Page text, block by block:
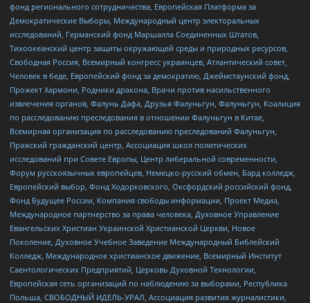
фонд регионального сотрудничества, Европейская Платформа за
Демократические Выборы, Международный центр электоральных
исследований, Германский фонд Маршалла Соединенных Штатов,
Тихоокеанский центр защиты окружающей среды и природных ресурсов,
Свободная Россия, Всемирный конгресс украинцев, Атлантический совет,
Человек в беде, Европейский фонд за демократию, Джеймстаунский фонд,
Прожект Хармони, Родники дракона, Врачи против насильственного
извлечения органов, Фалунь Дафа, Друзья Фалуньгун, Фалуньгун, Коалиция
по расследованию преследования в отношении Фалуньгун в Китае,
Всемирная организация по расследованию преследований Фалуньгун,
Пражский гражданский центр, Ассоциация школ политических
исследований при Совете Европы, Центр либеральной современности,
Форум русскоязычных европейцев, Немецко-русский обмен, Бард колледж,
Европейский выбор, Фонд Ходорковского, Оксфордский российский фонд,
Фонд Будущее России, Компания свободы информации, Проект Медиа,
Международное партнерство за права человека, Духовное Управление
Евангельских Христиан Украинской Христианской Церкви, Новое
Поколение, Духовное Учебное Заведение Международный Библейский
Колледж, Международное христианское движение, Всемирный Институт
Саентологических Предприятий, Церковь Духовной Технологии,
Европейская сеть организаций по наблюдению за выборами, Республика
Польша, СВОБОДНЫЙ ИДЕЛЬ-УРАЛ, Ассоциация развития журналистики,